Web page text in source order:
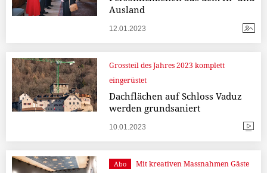
Ausland
12.01.2023
Grossteil des Jahres 2023 komplett
eingerüstet
Dachflächen auf Schloss Vaduz
werden grundsaniert
10.01.2023
Abo
Mit kreativen Massnahmen Gäste